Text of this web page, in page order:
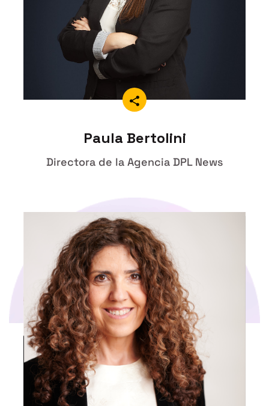
Paula Bertolini
Directora de la Agencia DPL News